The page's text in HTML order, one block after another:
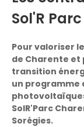
Sol'R Parc
Pour valoriser
de Charente
transition
un programme
SolR'Parc
Sorégies.